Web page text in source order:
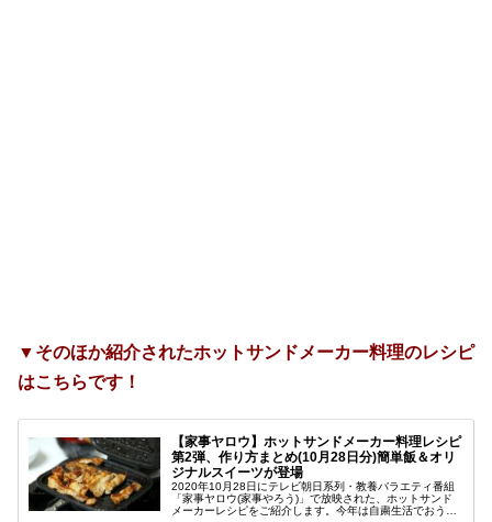
▼そのほか紹介されたホットサンドメーカー料理のレシピ
はこちらです！
【家事ヤロウ】ホットサンドメーカー料理レシピ
第2弾、作り方まとめ(10月28日分)簡単飯＆オリ
ジナルスイーツが登場
2020年10月28日にテレビ朝日系列・教養バラエティ番組
「家事ヤロウ(家事やろう)」で放映された、ホットサンド
メーカーレシピをご紹介します。今年は自粛生活でおうち